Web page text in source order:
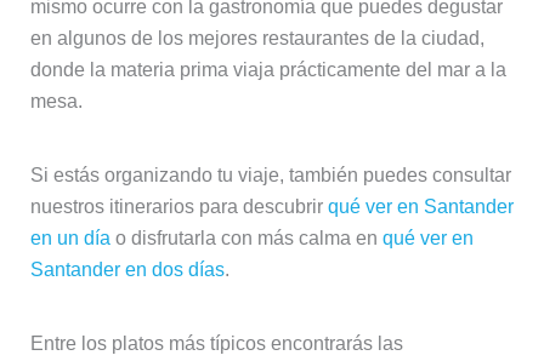
mismo ocurre con la gastronomía que puedes degustar
en algunos de los mejores restaurantes de la ciudad,
donde la materia prima viaja prácticamente del mar a la
mesa.
Si estás organizando tu viaje, también puedes consultar
nuestros itinerarios para descubrir qué ver en Santander
en un día o disfrutarla con más calma en qué ver en
Santander en dos días.
Entre los platos más típicos encontrarás las